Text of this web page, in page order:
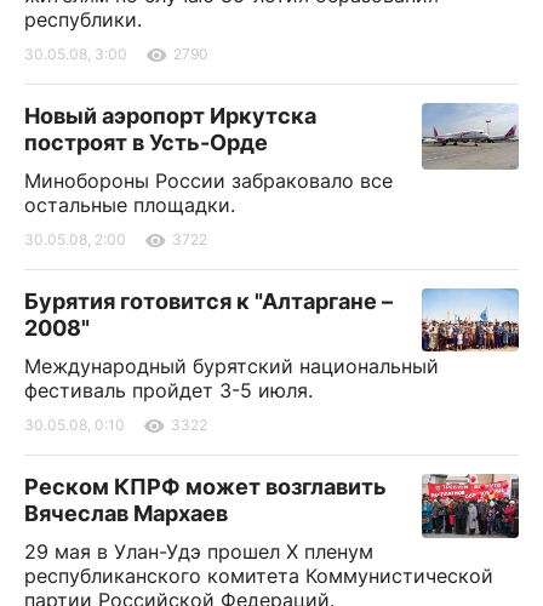
республики.
30.05.08, 3:00 2790
Новый аэропорт Иркутска
построят в Усть-Орде
Минобороны России забраковало все
остальные площадки.
30.05.08, 2:00 3722
Бурятия готовится к "Алтаргане –
2008"
Международный бурятский национальный
фестиваль пройдет 3-5 июля.
30.05.08, 0:10 3322
Реском КПРФ может возглавить
Вячеслав Мархаев
29 мая в Улан-Удэ прошел Х пленум
республиканского комитета Коммунистической
партии Российской Федераций.